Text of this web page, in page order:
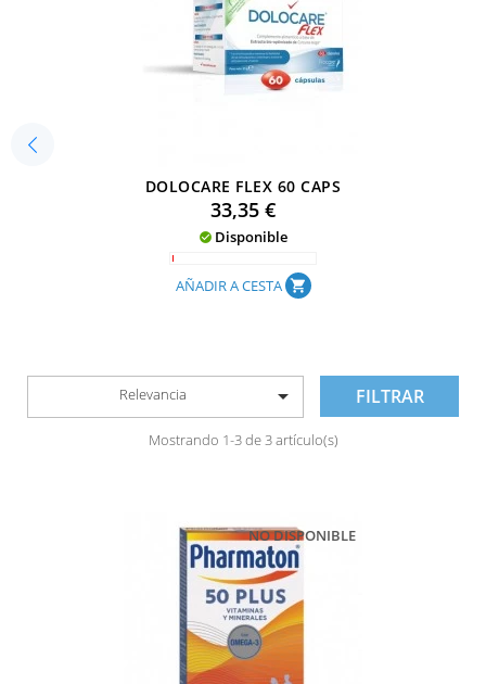
DOLOCARE FLEX 60 CAPS
Precio
33,35 €
 Disponible
AÑADIR A CESTA shopping_cart
Relevancia  FILTRAR
Mostrando 1-3 de 3 artículo(s)
NO DISPONIBLE